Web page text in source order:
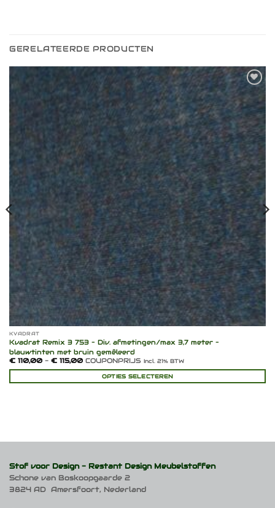
GERELATEERDE PRODUCTEN
Toevoegen
verlanglijst
KVADRAT
Kvadrat Remix 3 753 – Div. afmetingen/max 3,7 meter –
blauwtinten met bruin gemêleerd
€110,00 - €115,00Prijsklasse:
tot
€ 115,00
COUPONPRIJS Incl. 21% BTW
OPTIES SELECTEREN
Deze
gekozen
worden
op
Stof voor Design - Restant Design Meubelstoffen
Schone van Boskoopgaarde 2
3824 AD Amersfoort, Nederland